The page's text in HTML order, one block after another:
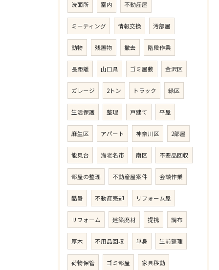
洗面所 室内 不動産屋
ミーティング 情報交換 汚部屋
動物 残置物 撤去 階段作業
長距離 山口県 ゴミ屋敷 金沢区
ガレージ 2トン トラック 緑区
生活保護 整理 戸建て 平屋
麻生区 アパート 神奈川区 2部屋
能見台 海老名市 南区 不要品回収
部屋の整理 不動産屋案件 会談作業
酷暑 不動産売却 リフォーム屋
リフォーム 建築廃材 提携 調布
厚木 不用品回収 単身 生前整理
荷物保管 ゴミ部屋 家具移動